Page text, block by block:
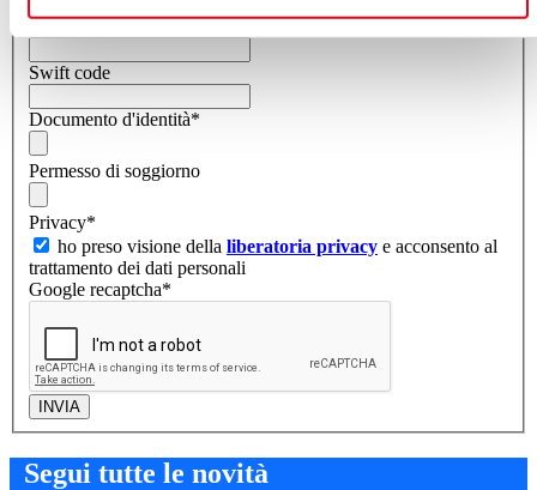
IBAN (Account number)*
Swift code
Documento d'identità*
Permesso di soggiorno
Privacy*
ho preso visione della liberatoria privacy e acconsento al
trattamento dei dati personali
Google recaptcha*
Segui tutte le novità